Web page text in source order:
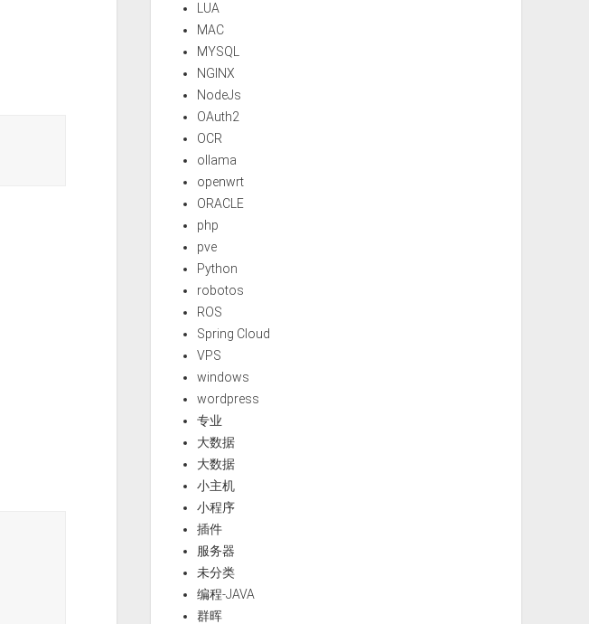
LUA
MAC
MYSQL
NGINX
NodeJs
OAuth2
OCR
ollama
openwrt
ORACLE
php
pve
Python
robotos
ROS
Spring Cloud
VPS
windows
wordpress
专业
大数据
大数据
小主机
小程序
插件
服务器
未分类
编程-JAVA
群晖